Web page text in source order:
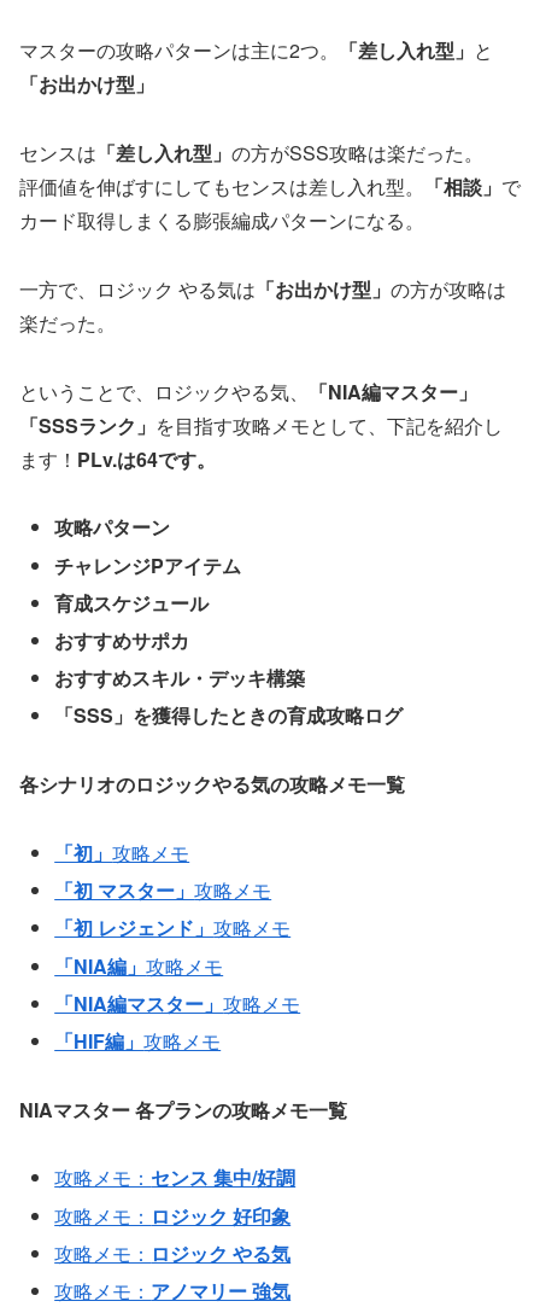
マスターの攻略パターンは主に2つ。 「差し入れ型」 と
「お出かけ型」
センスは 「差し入れ型」 の方がSSS攻略は楽だった。
評価値を伸ばすにしてもセンスは差し入れ型。
「相談」 で
カード取得しまくる膨張編成パターンになる。
一方で、ロジック やる気は 「お出かけ型」 の方が攻略は
楽だった。
ということで、ロジックやる気、 「NIA編マスター 」
「SSSランク」 を目指す攻略メモとして、下記を紹介し
ます！ PLv.は64です。
攻略パターン
チャレンジPアイテム
育成スケジュール
おすすめサポカ
おすすめスキル・デッキ構築
「SSS」を獲得したときの育成攻略ログ
各シナリオのロジックやる気の攻略メモ一覧
「初」攻略メモ
「初 マスター」攻略メモ
「初 レジェンド」攻略メモ
「NIA編」攻略メモ
「NIA編マスター」攻略メモ
「HIF編」攻略メモ
NIAマスター各プランの攻略メモ一覧
攻略メモ： センス 集中/好調
攻略メモ： ロジック 好印象
攻略メモ： ロジック やる気
攻略メモ： アノマリー 強気